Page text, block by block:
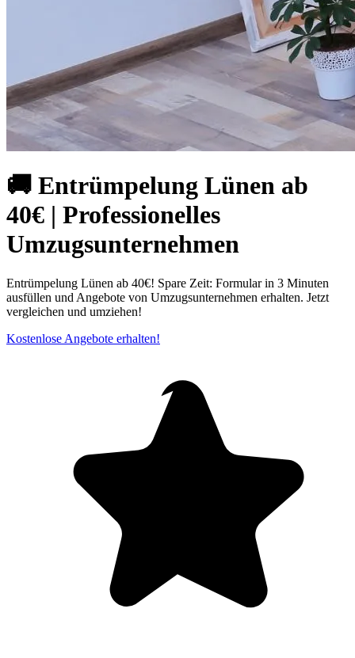
🚚 Entrümpelung Lünen ab
40€ | Professionelles
Umzugsunternehmen
Entrümpelung Lünen ab 40€! Spare Zeit: Formular in 3 Minuten
ausfüllen und Angebote von Umzugsunternehmen erhalten. Jetzt
vergleichen und umziehen!
Kostenlose Angebote erhalten!